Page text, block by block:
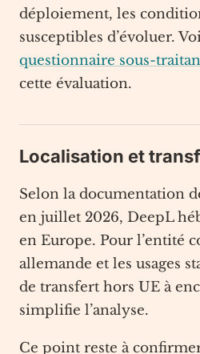
déploiement, les
susceptibles d’évoluer.
questionnaire sous-
cette évaluation.
Localisation et
Selon la documentation
en juillet 2026, DeepL
en Europe. Pour l’entité
allemande et les usages
de transfert hors UE à
simplifie l’analyse.
Ce point reste à